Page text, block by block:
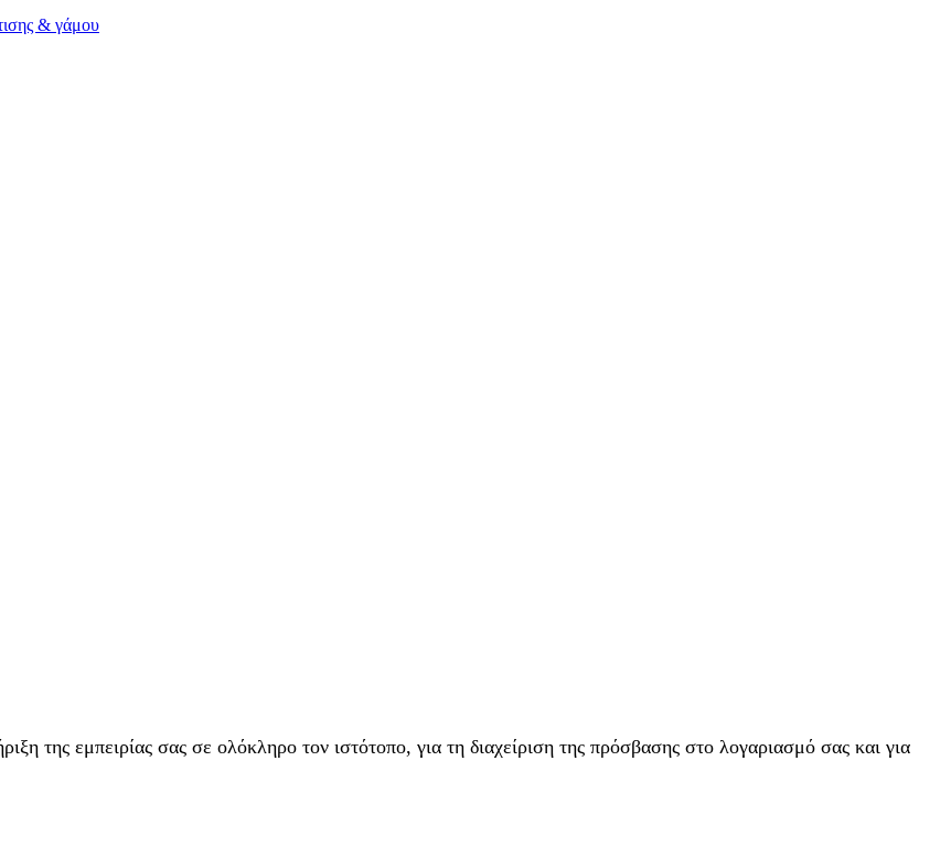
της εμπειρίας σας σε ολόκληρο τον ιστότοπο, για τη διαχείριση της πρόσβασης στο λογαριασμό σας και για